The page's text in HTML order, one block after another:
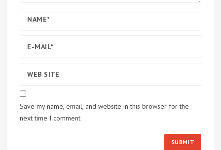
Save my name, email, and website in this browser for the
next time I comment.